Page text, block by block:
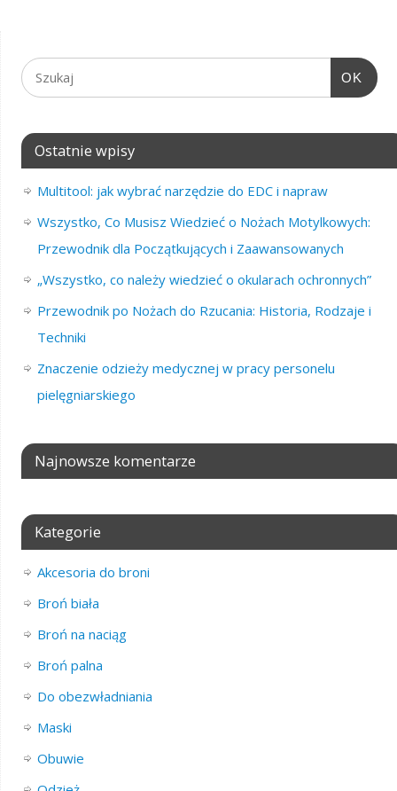
OK
Ostatnie wpisy
Multitool: jak wybrać narzędzie do EDC i napraw
Wszystko, Co Musisz Wiedzieć o Nożach Motylkowych:
Przewodnik dla Początkujących i Zaawansowanych
„Wszystko, co należy wiedzieć o okularach ochronnych”
Przewodnik po Nożach do Rzucania: Historia, Rodzaje i
Techniki
Znaczenie odzieży medycznej w pracy personelu
pielęgniarskiego
Najnowsze komentarze
Kategorie
Akcesoria do broni
Broń biała
Broń na naciąg
Broń palna
Do obezwładniania
Maski
Obuwie